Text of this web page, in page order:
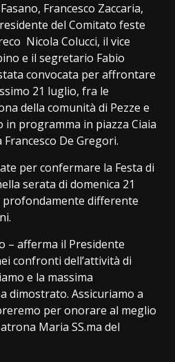
Francesco Zaccaria,
del Comitato feste
Nicola Colucci, il vice
e il segretario Fabio
convocata per affrontare
21 luglio, fra le
della comunità di Pezze e
programma in piazza Ciaia
De Gregori.
per confermare la Festa di
serata di domenica 21
differente
– afferma il Presidente
confronti dell’attività di
e la massima
dimostrato. Assicuriamo a
per onorare al meglio
Maria SS.ma del